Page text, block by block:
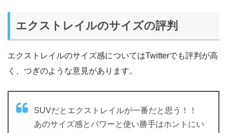
エクストレイルのサイズの評判
エクストレイルのサイズ感についてはTwitterでも評判が高
く、つぎのような意見があります。
SUVだとエクストレイルが一番だと思う！！
あのサイズ感とパワーと使い勝手はホントにい